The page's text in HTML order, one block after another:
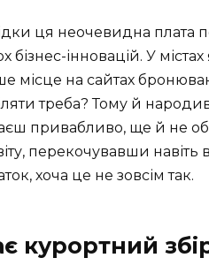
ця неочевидна плата
бізнес-інновацій. У
місце на сайтах
треба? Тому й
привабливо, ще й не
перекочувавши навіть
хоча це не зовсім так.
курортний